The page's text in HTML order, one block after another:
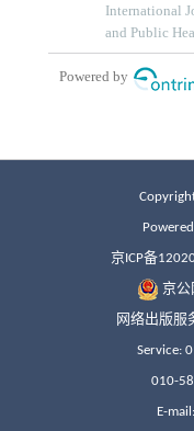
京ICP备
京公
网络出版服
Service:
010-
E-